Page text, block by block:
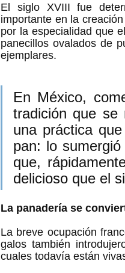
El siglo XVIII fue
importante en la
por la especialidad que
panecillos ovalados de
ejemplares.
En México,
tradición que se
una práctica
pan: lo
que,
delicioso que el
La panadería se
La breve ocupación
galos también
cuales todavía están